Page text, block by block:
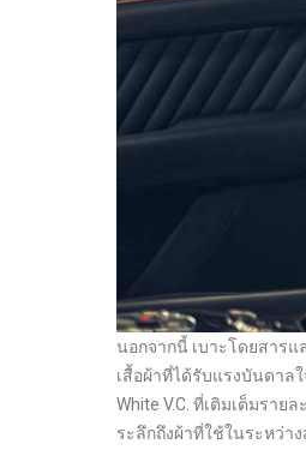
นอกจากนี้ เบาะโดยสาร
เสื้อผ้าที่ได้รับแรงบันดาล
White V.C. ที่เติมเต็มรา
ระลึกถึงผ้าที่ใช้ในระหว่า